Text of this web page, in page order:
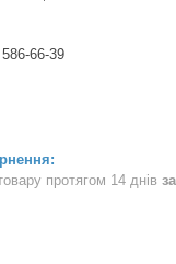
66-39
протягом 14 днів